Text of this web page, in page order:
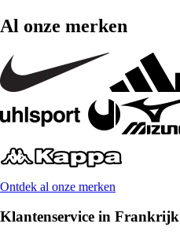
Al onze merken
Ontdek al onze merken
Klantenservice in Frankrijk